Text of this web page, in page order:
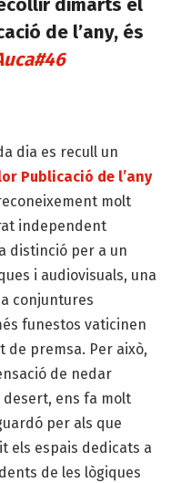
dimarts el
de l’any, és
dia es recull un
Publicació de l’any
molt
independent
distinció per a un
i audiovisuals, una
conjuntures
funestos vaticinen
de premsa. Per això,
de nedar
ens fa molt
per als que
els espais dedicats a
de les lògiques